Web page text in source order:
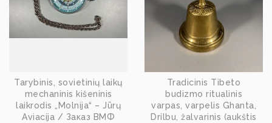
Tarybinis, sovietinių laikų
mechaninis kišeninis
laikrodis „Molnija“ – Jūrų
Aviacija / Заказ ВМФ
Tradicinis Tibeto
budizmo ritualinis
varpas, varpelis Ghanta,
Drilbu, žalvarinis (aukštis